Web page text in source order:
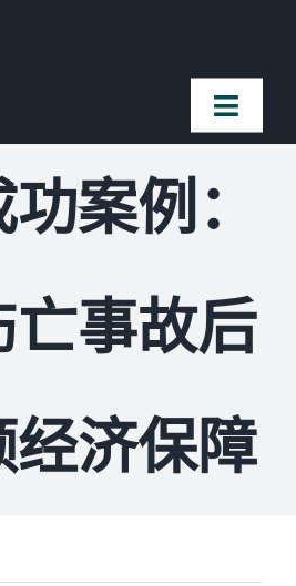
Toggle
案例：
亡事故后
经济保障